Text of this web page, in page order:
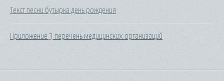
Текст песни бутырка день рождения
Приложение 3 перечень медицинских организаций